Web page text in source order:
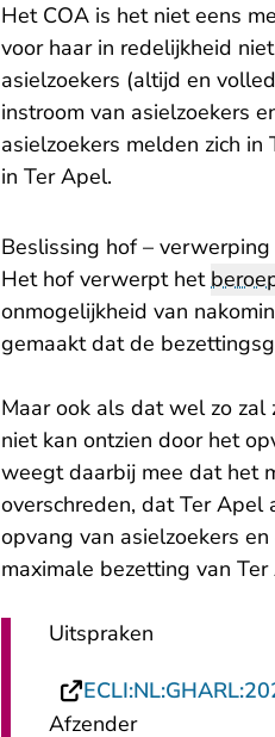
Het COA is het niet eens
voor haar in redelijkheid
asielzoekers (altijd en
instroom van asielzoekers
asielzoekers melden zich
in Ter Apel.
Beslissing hof –
Het hof verwerpt het
onmogelijkheid van
gemaakt dat de
Maar ook als dat wel zo
niet kan ontzien door het
weegt daarbij mee dat het
overschreden, dat Ter
opvang van asielzoekers
maximale bezetting van
Uitspraken
Afzender